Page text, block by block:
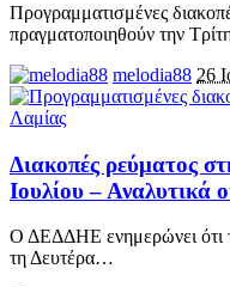
Προγραμματισμένες
πραγματοποιηθούν την
melodia88 26
Διακοπές ρεύματος
Ιουλίου – Αναλυτικά
Ο ΔΕΔΔΗΕ ενημερώνει ότι
τη Δευτέρα…